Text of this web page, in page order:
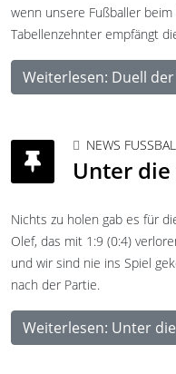
wenn unsere Fußballer beim
Tabellenzehnter empfängt
Weiterlesen: Duell
NEWS FUSSBALL
Unter
Nichts zu holen gab es für
Olef, das mit 1:9 (0:4)
und wir sind nie ins Spiel
nach der Partie.
Weiterlesen: Unter